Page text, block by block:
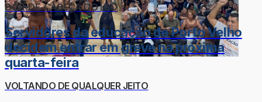
DOR-DE-CABEÇA DO LÉO
Servidores da educação de Porto Velho
decidem entrar em greve na próxima
quarta-feira
VOLTANDO DE QUALQUER JEITO